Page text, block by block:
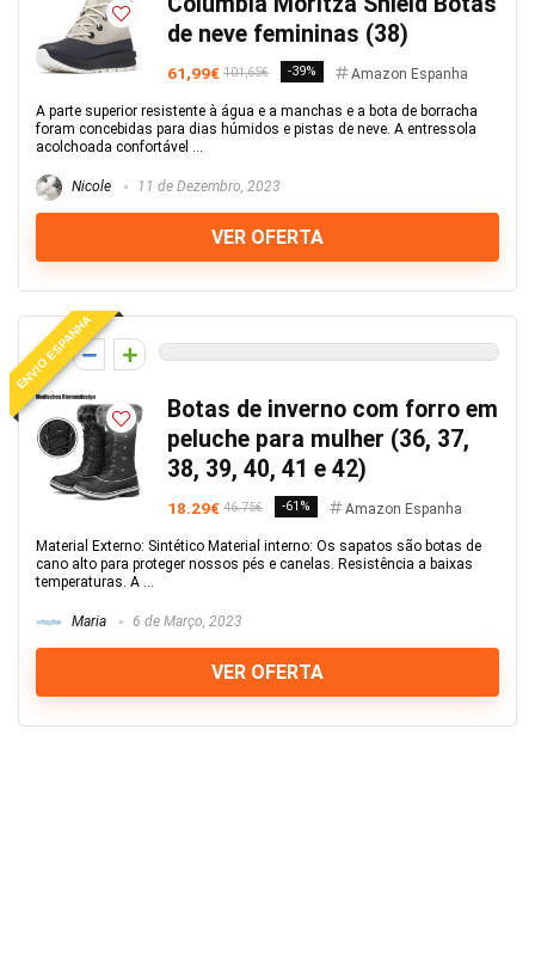
de neve femininas (38)
61,99€ 101,65€ -39% Amazon Espanha
A parte superior resistente à água e a manchas e a bota de borracha
foram concebidas para dias húmidos e pistas de neve. A entressola
acolchoada confortável ...
Nicole 11 de Dezembro, 2023
VER OFERTA
ENVIO ESPANHA
0
Botas de inverno com forro em
peluche para mulher (36, 37,
38, 39, 40, 41 e 42)
18.29€ 46.75€ -61% Amazon Espanha
Material Externo: Sintético Material interno: Os sapatos são botas de
cano alto para proteger nossos pés e canelas. Resistência a baixas
temperaturas. A ...
Maria 6 de Março, 2023
VER OFERTA